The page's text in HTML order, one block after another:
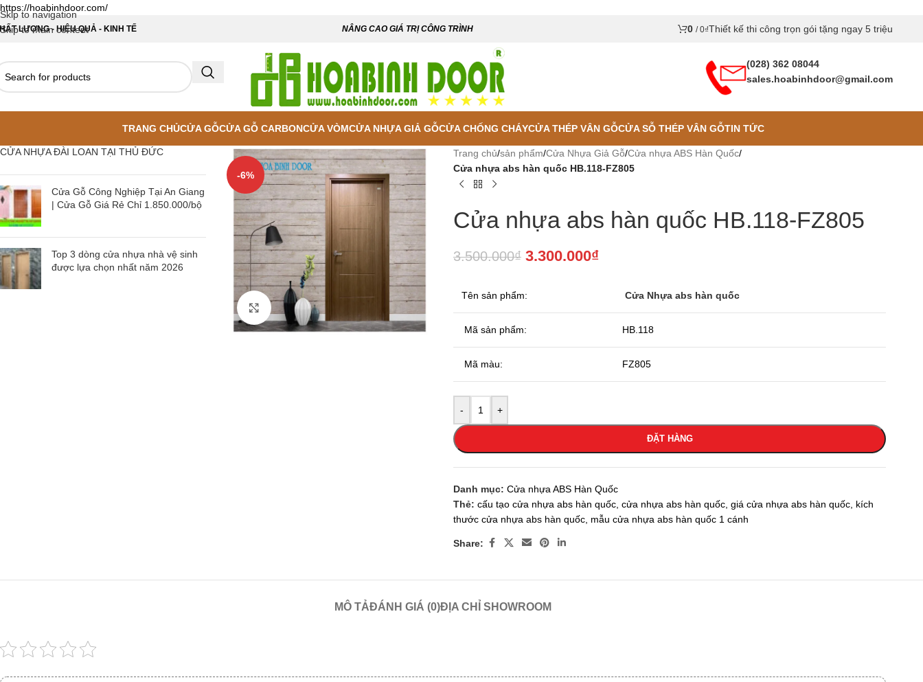
https://hoabinhdoor.com/
Skip to navigation
Skip to main content
LƯỢNG - HIỆU QUẢ - KINH TẾ NÂNG CAO GIÁ TRỊ CÔNG TRÌNH 0 / 0₫Thiết kế thi công trọn gói tặng ngay 5 triệu
(028) 362 08044
sales.hoabinhdoor@gmail.com
TRANG CHỦCỬA GỖCỬA GỖ CARBONCỬA VÒMCỬA NHỰA GIẢ GỖCỬA CHỐNG CHÁYCỬA THÉP VÂN GỖCỬA SỖ THÉP VÂN GỖTIN TỨC
CỬA NHỰA ĐÀI LOAN TẠI THỦ ĐỨC
Cửa Gỗ Công Nghiệp Tại An Giang
| Cửa Gỗ Giá Rẻ Chỉ 1.850.000/bộ
Top 3 dòng cửa nhựa nhà vệ sinh
được lựa chọn nhất năm 2026
-6%
Click to enlarge
Trang chủ/sản phẩm/Cửa Nhựa Giả Gỗ/Cửa nhựa ABS Hàn Quốc/
Cửa nhựa abs hàn quốc HB.118-FZ805
Cửa nhựa abs hàn quốc HB.118-FZ805
3.500.000₫ 3.300.000₫
Tên sản phẩm: Cửa Nhựa abs hàn quốc
Mã sản phẩm: HB.118
Mã màu: FZ805
- +
ĐẶT HÀNG
Danh mục: Cửa nhựa ABS Hàn Quốc
Thẻ: cấu tạo cửa nhựa abs hàn quốc cửa nhựa abs hàn quốc giá cửa nhựa abs hàn quốc kích
thước cửa nhựa abs hàn quốc mẫu cửa nhựa abs hàn quốc 1 cánh
Share:
MÔ TẢĐÁNH GIÁ (0)ĐỊA CHỈ SHOWROOM